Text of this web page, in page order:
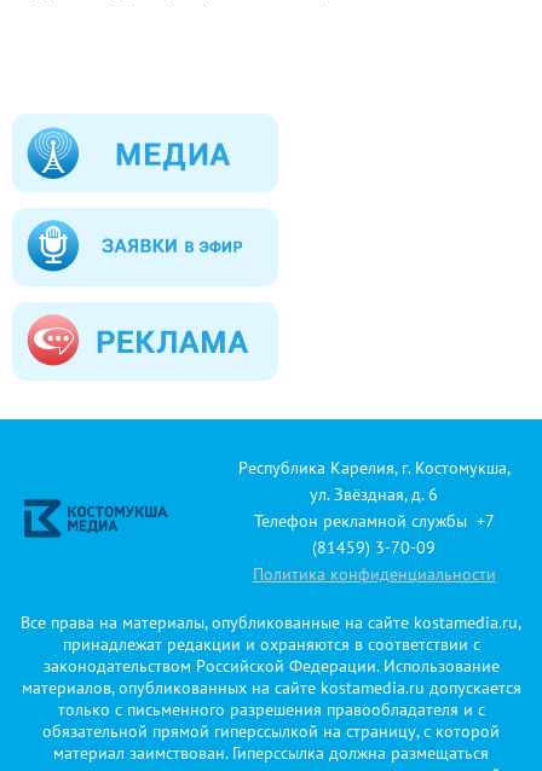
Республика Карелия, г. Костомукша,
ул. Звёздная, д. 6
Телефон рекламной службы +7
(81459) 3-70-09
Политика конфиденциальности
Все права на материалы, опубликованные на сайте kostamedia.ru,
принадлежат редакции и охраняются в соответствии с
законодательством Российской Федерации. Использование
материалов, опубликованных на сайте kostamedia.ru допускается
только с письменного разрешения правообладателя и с
обязательной прямой гиперссылкой на страницу, с которой
материал заимствован. Гиперссылка должна размещаться